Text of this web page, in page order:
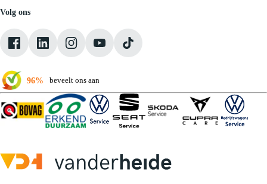
Medewerkers
Onze servicebeloften
Pechhulp
Klantbeoordelingen
Verkoopvoorwaarden
Volg ons
96% beveelt ons aan